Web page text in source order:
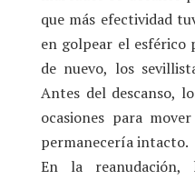
que más efectividad
en golpear el esférico
de nuevo, los
Antes del descanso,
ocasiones para
permanecería intacto.
En la